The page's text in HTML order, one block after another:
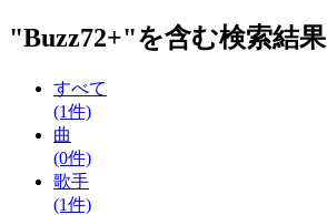
"Buzz72+"を含む検索結果
すべて
(1件)
曲
(0件)
歌手
(1件)